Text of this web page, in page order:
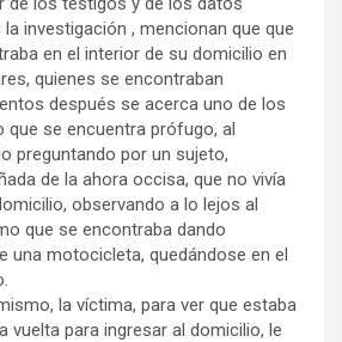
investigación , mencionan que que
en el interior de su domicilio en
quienes se encontraban
después se acerca uno de los
que se encuentra prófugo, al
preguntando por un sujeto,
de la ahora occisa, que no vivía
observando a lo lejos al
que se encontraba dando
una motocicleta, quedándose en el
la víctima, para ver que estaba
vuelta para ingresar al domicilio, le